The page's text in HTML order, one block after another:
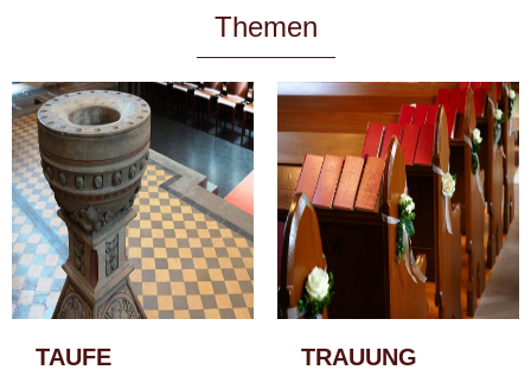
Themen
TAUFE TRAUUNG